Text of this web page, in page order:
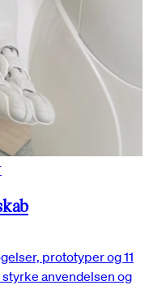
prototyper og 11
anvendelsen og